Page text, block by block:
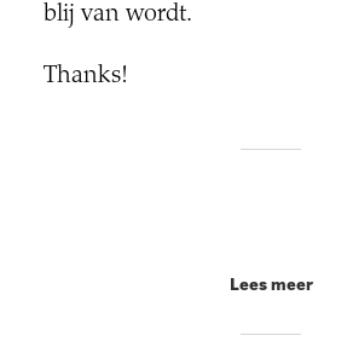
blij van wordt.
Thanks!
Lees meer